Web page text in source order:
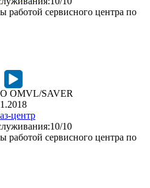
работой сервисного центра по
OMVL/SAVER
центр
10
работой сервисного центра по